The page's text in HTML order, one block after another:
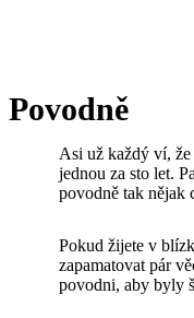
Povodně
Asi už každý ví,
jednou za sto let.
povodně tak nějak
Pokud žijete v
zapamatovat pár
povodni, aby byly